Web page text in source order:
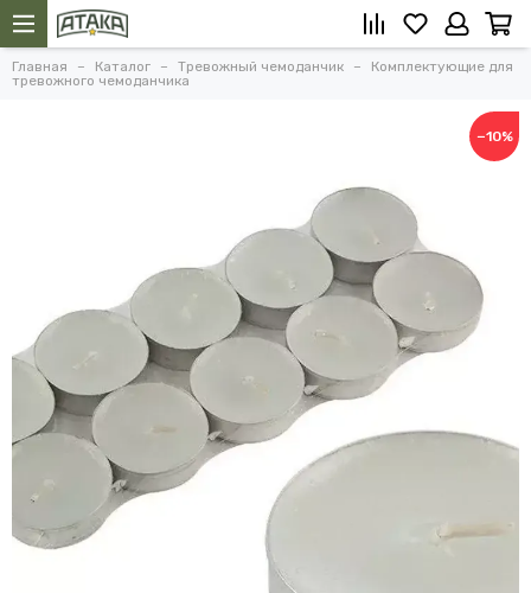
Главная Каталог Тревожный чемоданчик
Комплектующие для
тревожного чемоданчика
−10%